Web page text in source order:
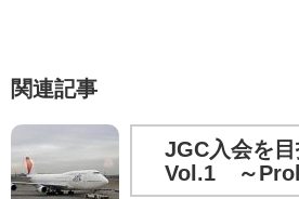
関連記事
JGC入会を
Vol.1 ～